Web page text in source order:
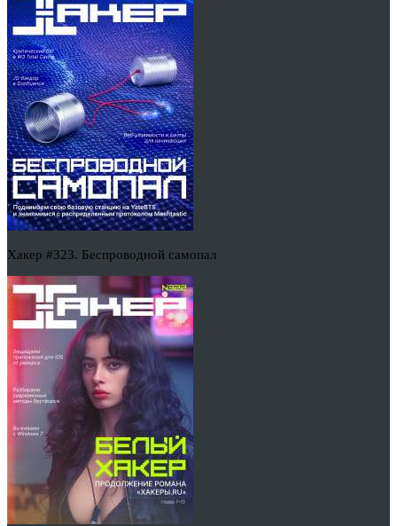
Хакер #323. Беспроводной самопал